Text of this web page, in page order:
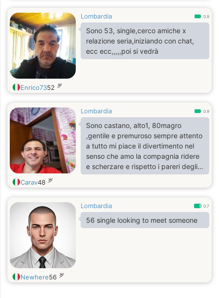
Lombardia 0.9
Sono 53, single,cerco amiche x
relazione seria,iniziando con chat,
ecc ecc,,,,,poi si vedrà
Enrico7352 岁
Lombardia 0.9
Sono castano, alto1, 80magro
,gentile e premuroso sempre attento
a tutto mi piace il divertimento nel
senso che amo la compagnia ridere
e scherzare e rispetto i pareri degli
altri, ho a cuore le persone di valore
Carav48 岁
Lombardia 0.7
56 single looking to meet someone
Newhere56 岁